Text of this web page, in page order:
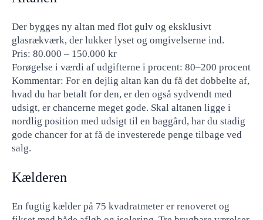
Der bygges ny altan med flot gulv og eksklusivt
glasrækværk, der lukker lyset og omgivelserne ind.
Pris: 80.000 – 150.000 kr
Forøgelse i værdi af udgifterne i procent: 80–200 procent
Kommentar: For en dejlig altan kan du få det dobbelte af,
hvad du har betalt for den, er den også sydvendt med
udsigt, er chancerne meget gode. Skal altanen ligge i
nordlig position med udsigt til en baggård, har du stadig
gode chancer for at få de investerede penge tilbage ved
salg.
Kælderen
En fugtig kælder på 75 kvadratmeter er renoveret og